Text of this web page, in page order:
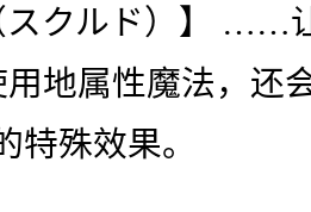
スクルド）】 ……
地属性魔法，还
特殊效果。